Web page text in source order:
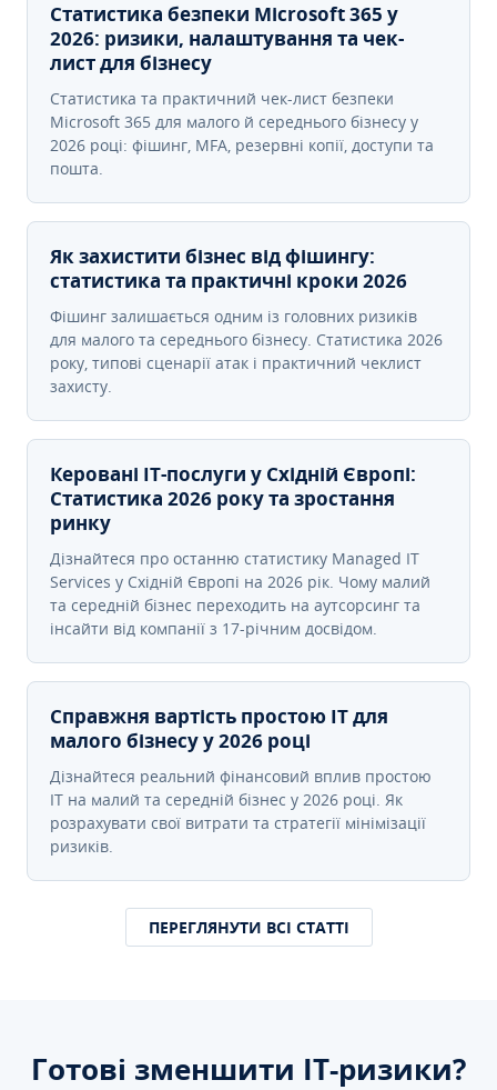
Статистика безпеки Microsoft 365 у
2026: ризики, налаштування та чек-
лист для бізнесу
Статистика та практичний чек-лист безпеки
Microsoft 365 для малого й середнього бізнесу у
2026 році: фішинг, MFA, резервні копії, доступи та
пошта.
Як захистити бізнес від фішингу:
статистика та практичні кроки 2026
Фішинг залишається одним із головних ризиків
для малого та середнього бізнесу. Статистика 2026
року, типові сценарії атак і практичний чеклист
захисту.
Керовані ІТ-послуги у Східній Європі:
Статистика 2026 року та зростання
ринку
Дізнайтеся про останню статистику Managed IT
Services у Східній Європі на 2026 рік. Чому малий
та середній бізнес переходить на аутсорсинг та
інсайти від компанії з 17-річним досвідом.
Справжня вартість простою IT для
малого бізнесу у 2026 році
Дізнайтеся реальний фінансовий вплив простою
IT на малий та середній бізнес у 2026 році. Як
розрахувати свої витрати та стратегії мінімізації
ризиків.
ПЕРЕГЛЯНУТИ ВСІ СТАТТІ
Готові зменшити ІТ-ризики?